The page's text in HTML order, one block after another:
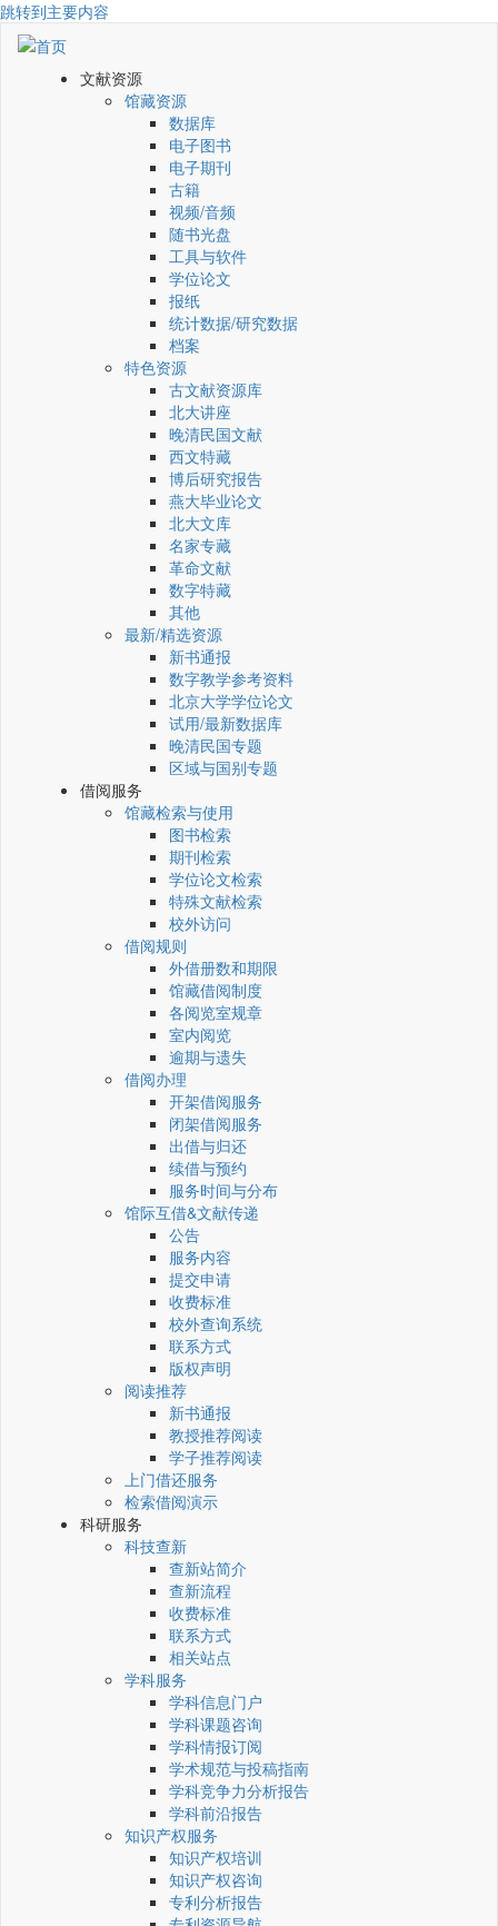
跳转到主要内容
文献资源
馆藏资源
数据库
电子图书
电子期刊
古籍
视频/音频
随书光盘
工具与软件
学位论文
报纸
统计数据/研究数据
档案
特色资源
古文献资源库
北大讲座
晚清民国文献
西文特藏
博后研究报告
燕大毕业论文
北大文库
名家专藏
革命文献
数字特藏
其他
最新/精选资源
新书通报
数字教学参考资料
北京大学学位论文
试用/最新数据库
晚清民国专题
区域与国别专题
借阅服务
馆藏检索与使用
图书检索
期刊检索
学位论文检索
特殊文献检索
校外访问
借阅规则
外借册数和期限
馆藏借阅制度
各阅览室规章
室内阅览
逾期与遗失
借阅办理
开架借阅服务
闭架借阅服务
出借与归还
续借与预约
服务时间与分布
馆际互借&文献传递
公告
服务内容
提交申请
收费标准
校外查询系统
联系方式
版权声明
阅读推荐
新书通报
教授推荐阅读
学子推荐阅读
上门借还服务
检索借阅演示
科研服务
科技查新
查新站简介
查新流程
收费标准
联系方式
相关站点
学科服务
学科信息门户
学科课题咨询
学科情报订阅
学术规范与投稿指南
学科竞争力分析报告
学科前沿报告
知识产权服务
知识产权培训
知识产权咨询
专利分析报告